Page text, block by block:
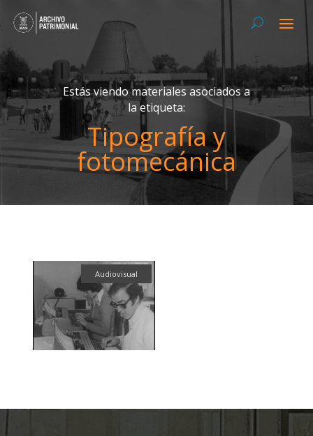
Estás viendo materiales asociados a
la etiqueta:
Tipografía y
fotomecánica
Audiovisual